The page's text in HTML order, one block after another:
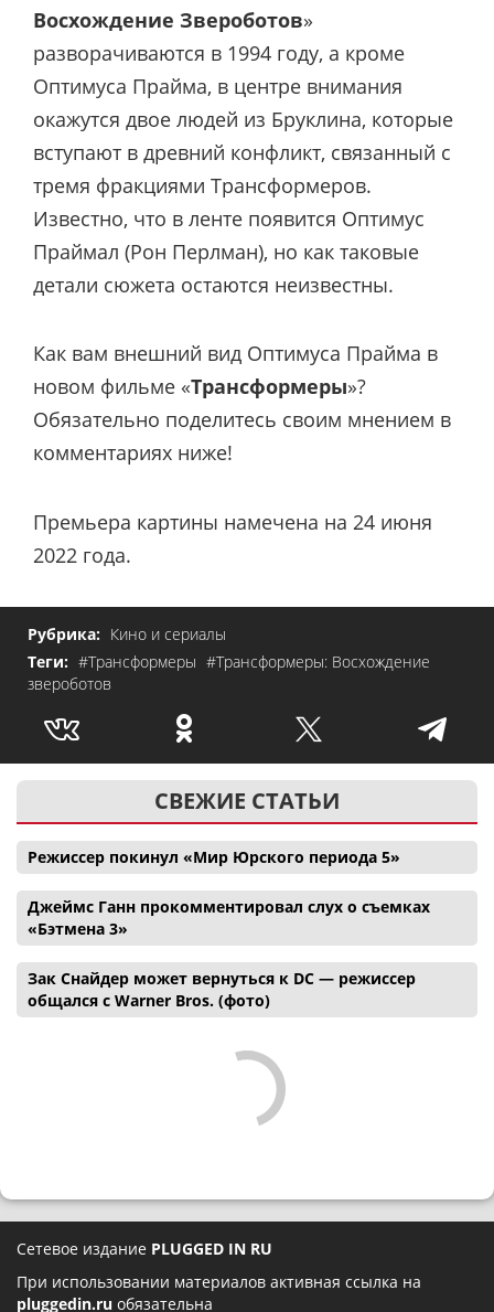
Восхождение Звероботов»
разворачиваются в 1994 году, а кроме
Оптимуса Прайма, в центре внимания
окажутся двое людей из Бруклина, которые
вступают в древний конфликт, связанный с
тремя фракциями Трансформеров.
Известно, что в ленте появится Оптимус
Праймал (Рон Перлман), но как таковые
детали сюжета остаются неизвестны.
Как вам внешний вид Оптимуса Прайма в
новом фильме «Трансформеры»?
Обязательно поделитесь своим мнением в
комментариях ниже!
Премьера картины намечена на 24 июня
2022 года.
Рубрика: Кино и сериалы
Теги: #Трансформеры #Трансформеры: Восхождение
звероботов
СВЕЖИЕ СТАТЬИ
Режиссер покинул «Мир Юрского периода 5»
Джеймс Ганн прокомментировал слух о съемках
«Бэтмена 3»
Зак Снайдер может вернуться к DC — режиссер
общался с Warner Bros. (фото)
Сетевое издание PLUGGED IN RU
При использовании материалов активная ссылка на
pluggedin.ru обязательна